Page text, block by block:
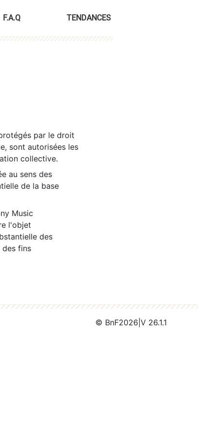
F.A.Q TENDANCES
par le droit
sont autorisées les
collective.
au sens des
de la base
Music
l'objet
des
des fins
© BnF2026 V 26.1.1